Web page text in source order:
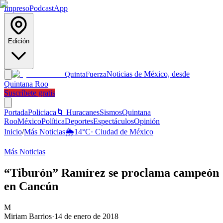
ImpresoPodcastApp
Edición
QuintaFuerzaNoticias de México, desde
Quintana Roo
Suscríbete gratis
PortadaPoliciaca 🌀 HuracanesSismosQuintana
RooMéxicoPolíticaDeportesEspectáculosOpinión
Inicio/Más Noticias🌦️14°C· Ciudad de México
Más Noticias
“Tiburón” Ramírez se proclama campeón
en Cancún
M
Miriam Barrios·14 de enero de 2018